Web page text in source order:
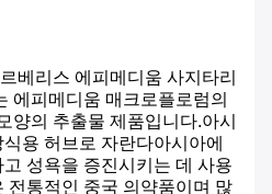
베리스 에피메디움 사지타리
에피메디움 매크로플로럼의
양의 추출물 제품입니다.아시
용 허브로 자란다아시아에
성욕을 증진시키는 데 사용
전통적인 중국 의약품이며 많